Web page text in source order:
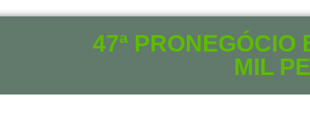
47ª PRONEGÓCIO
MIL